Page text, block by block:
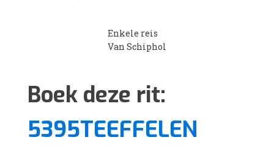
Enkele reis
Van Schiphol
Boek deze rit:
5395TEEFFELEN